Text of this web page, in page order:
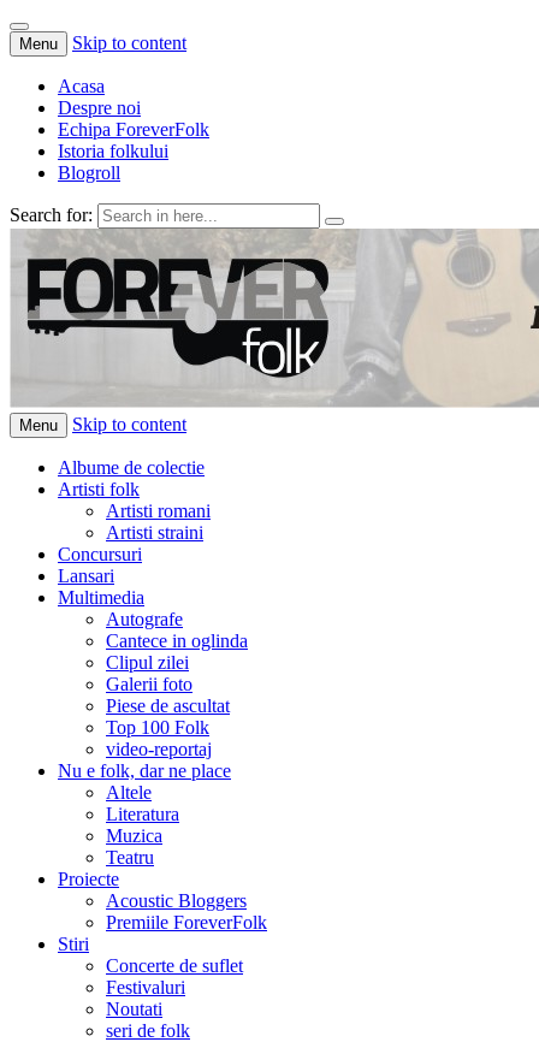
Menu Skip to content
Acasa
Despre noi
Echipa ForeverFolk
Istoria folkului
Blogroll
Search for:
ForeverFolk
Muzica sufletului tau
Menu Skip to content
Albume de colectie
Artisti folk
Artisti romani
Artisti straini
Concursuri
Lansari
Multimedia
Autografe
Cantece in oglinda
Clipul zilei
Galerii foto
Piese de ascultat
Top 100 Folk
video-reportaj
Nu e folk, dar ne place
Altele
Literatura
Muzica
Teatru
Proiecte
Acoustic Bloggers
Premiile ForeverFolk
Stiri
Concerte de suflet
Festivaluri
Noutati
seri de folk